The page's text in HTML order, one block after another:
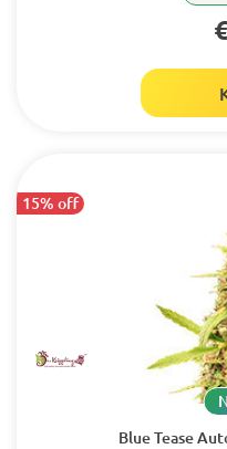
15% off
Blue Tease